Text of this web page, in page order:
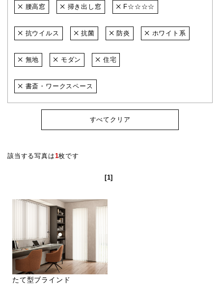
腰高窓 掃き出し窓 F☆☆☆☆
抗ウイルス 抗菌 防炎 ホワイト系
無地 モダン 住宅
書斎・ワークスペース
すべてクリア
該当する写真は1枚です
[1]
たて型ブラインド